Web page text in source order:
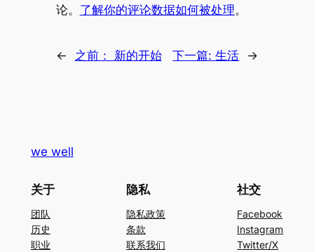
论。 了解你的评论数据如何被处理。
← 之前： 新的开始 下一篇:生活 →
we well
关于
团队
历史
职业
隐私
隐私政策
条款
联系我们
社交
Facebook
Instagram
Twitter/X